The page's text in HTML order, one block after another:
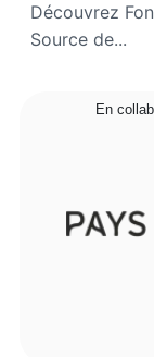
Découvrez
Source de...
En